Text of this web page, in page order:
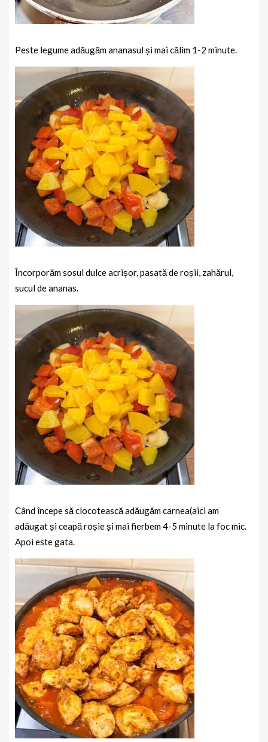
Peste legume adăugăm ananasul și mai călim 1-2 minute.
Încorporăm sosul dulce acrișor, pasată de roșii, zahărul,
sucul de ananas.
Când începe să clocotească adăugăm carnea(aici am
adăugat și ceapă roșie și mai fierbem 4-5 minute la foc mic.
Apoi este gata.